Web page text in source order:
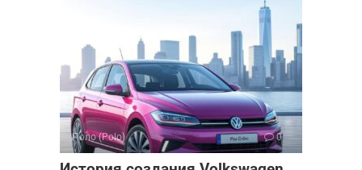
Поло (Polo) 0